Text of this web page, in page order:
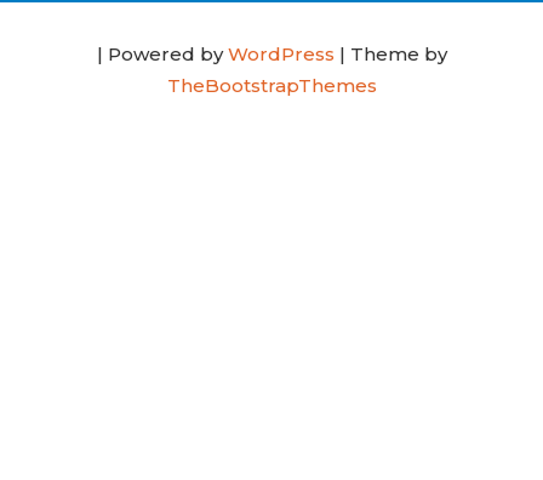
| Powered byWordPress | Theme by
TheBootstrapThemes